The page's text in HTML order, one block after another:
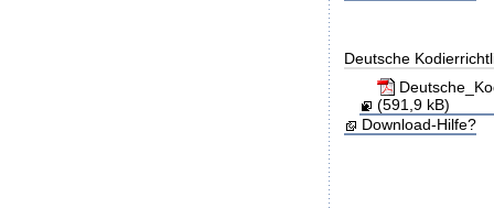
Deutsche
(591,9 kB)
Download-Hilfe?